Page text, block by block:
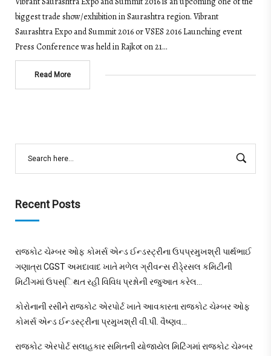
Recent Posts
રાજકોટ ચેમ્બર ઓફ કોમર્સ એન્ડ ઈન્ડસ્ટ્રીના ઉપપ્રમુખશ્રી પાર્થભાઈ
ગણાત્રા CGST અમદાવાદ ખાતે મળેલ ગ્રીવન્સ રીડે્રસલ કમિટીની
મિટીંગમાં ઉપસ્િથત રહી વિવિધ પ્રશ્નોની રજુઆત કરેલ…
કોરોનાની રસીને રાજકોટ એરપોર્ટ ખાતે આવકારતા રાજકોટ ચેમ્બર ઓફ
કોમર્સ એન્ડ ઈન્ડસ્ટ્રીના પ્રમુખશ્રી વી.પી. વૈષ્ણવ…
રાજકોટ એરપોર્ટ સલાહકાર સમિતની યોજાયેલ મિટિંગમાં રાજકોટ ચેમ્બર
biggest trade show/exhibition in Saurashtra region. Vibrant
Saurashtra Expo and Summit 2016 or VSES 2016 Launching event
Press Conference was held in Rajkot on 21…
Read More